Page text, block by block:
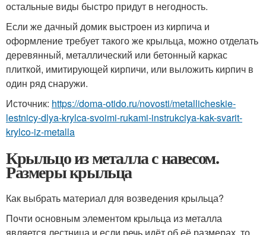
остальные виды быстро придут в негодность.
Если же дачный домик выстроен из кирпича и
оформление требует такого же крыльца, можно отделать
деревянный, металлический или бетонный каркас
плиткой, имитирующей кирпичи, или выложить кирпич в
один ряд снаружи.
Источник: https://doma-otido.ru/novosti/metallicheskie-
lestnicy-dlya-krylca-svoimi-rukami-instrukciya-kak-svarit-
krylco-iz-metalla
Крыльцо из металла с навесом.
Размеры крыльца
Как выбрать материал для возведения крыльца?
Почти основным элементом крыльца из металла